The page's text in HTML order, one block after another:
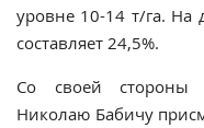
уровне 10-14 т/га.
составляет 24,5%.
Со своей стороны
Николаю Бабичу